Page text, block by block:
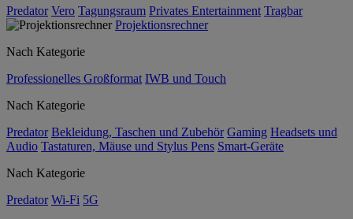
Predator Vero Tagungsraum Privates Entertainment Tragbar
Projektionsrechner
Nach Kategorie
Professionelles Großformat IWB und Touch
Nach Kategorie
Predator Bekleidung, Taschen und Zubehör Gaming Headsets und
Audio Tastaturen, Mäuse und Stylus Pens Smart-Geräte
Nach Kategorie
Predator Wi-Fi 5G